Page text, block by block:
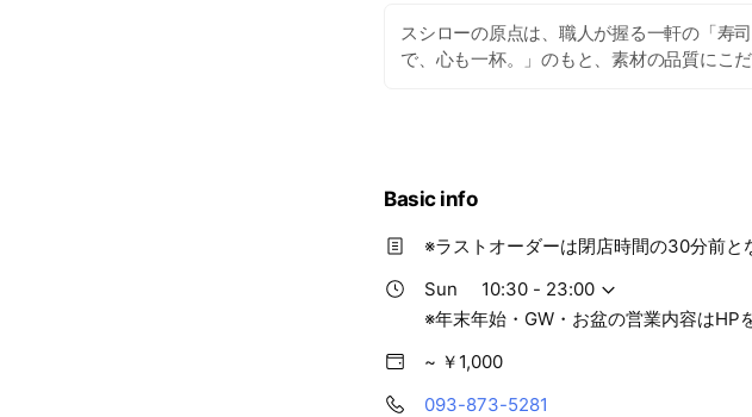
スシローの原点は、職人が握る一軒の「寿
で、心も一杯。」のもと、素材の品質にこ
Basic info
※ラストオーダーは閉店時間の30分前と
Sun
10:30 - 23:00
※年末年始・GW・お盆の営業内容はHP
~ ￥1,000
093-873-5281